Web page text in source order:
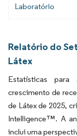
Laboratório
Relatório do
Látex
Estatísticas
crescimento de
de Látex de 2025,
Intelligence™. A
inclui uma